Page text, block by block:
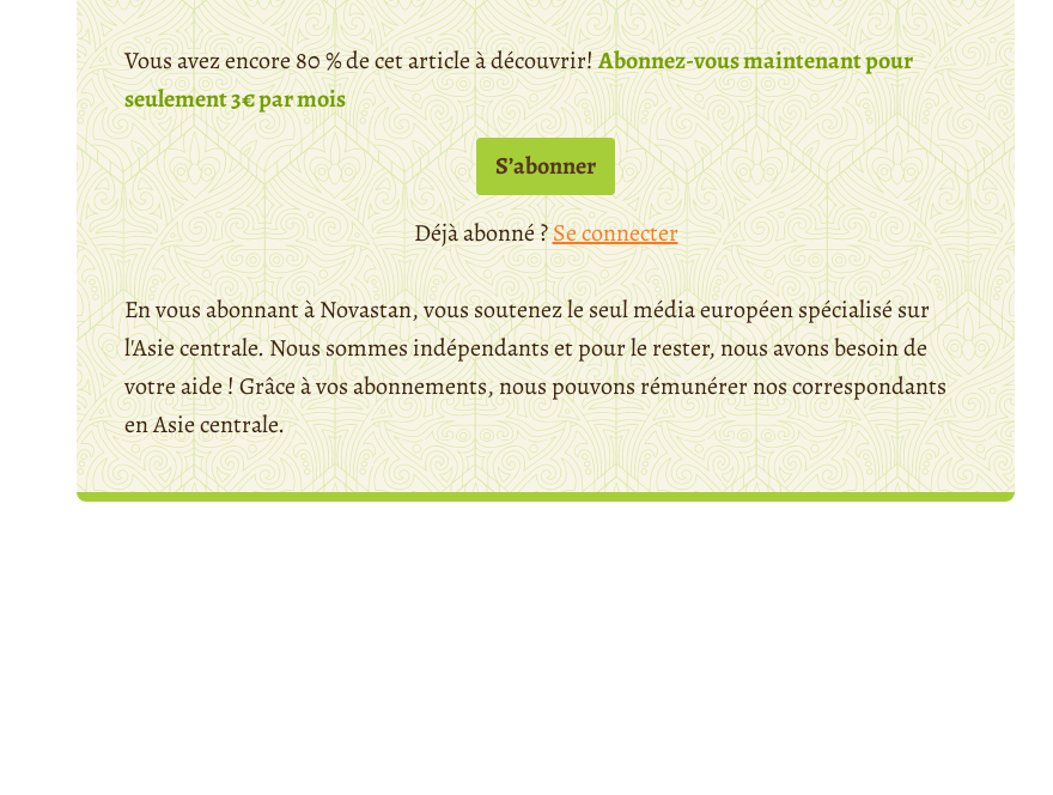
Vous avez encore 80 % de cet article à découvrir!Abonnez-vous maintenant pour
seulement 3€ par mois
S’abonner
Déjà abonné ?Se connecter
En vous abonnant à Novastan, vous soutenez le seul média européen spécialisé sur
l'Asie centrale. Nous sommes indépendants et pour le rester, nous avons besoin de
votre aide ! Grâce à vos abonnements, nous pouvons rémunérer nos correspondants
en Asie centrale.